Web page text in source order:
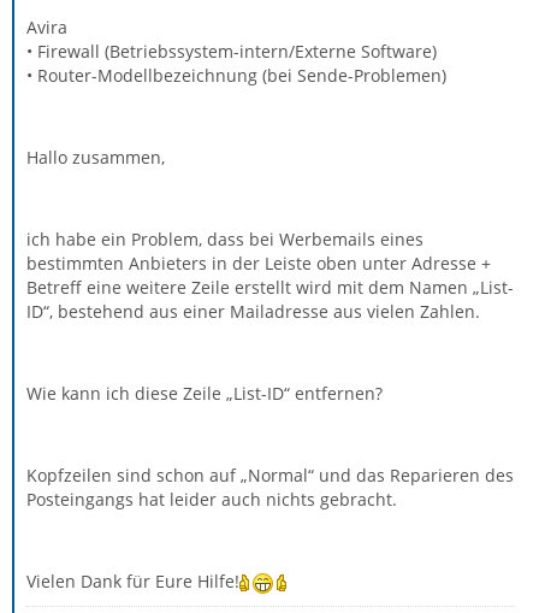
Avira
• Firewall (Betriebssystem-intern/Externe Software)
• Router-Modellbezeichnung (bei Sende-Problemen)
Hallo zusammen,
ich habe ein Problem, dass bei Werbemails eines
bestimmten Anbieters in der Leiste oben unter Adresse +
Betreff eine weitere Zeile erstellt wird mit dem Namen „List-
ID“, bestehend aus einer Mailadresse aus vielen Zahlen.
Wie kann ich diese Zeile „List-ID“ entfernen?
Kopfzeilen sind schon auf „Normal“ und das Reparieren des
Posteingangs hat leider auch nichts gebracht.
Vielen Dank für Eure Hilfe!